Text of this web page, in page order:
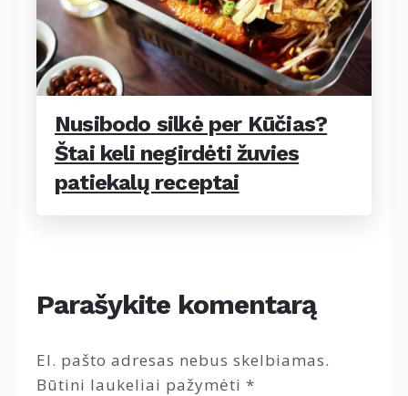
Nusibodo silkė per Kūčias?
Štai keli negirdėti žuvies
patiekalų receptai
Parašykite komentarą
El. pašto adresas nebus skelbiamas.
Būtini laukeliai pažymėti *